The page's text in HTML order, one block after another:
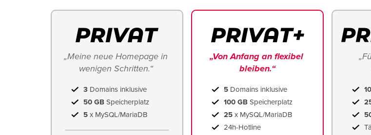
„Meine neue Homepage in
wenigen Schritten.“
3 Domains inklusive
50 GB Speicherplatz
5 x MySQL/MariaDB
„Von Anfang an flexibel
bleiben.“
5 Domains inklusive
100 GB Speicherplatz
25 x MySQL/MariaDB
24h-Hotline
10